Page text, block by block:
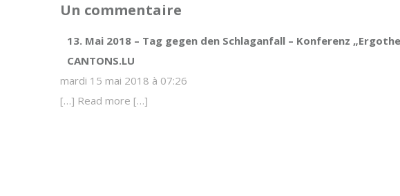
Un commentaire
13. Mai 2018 – Tag gegen den Schlaganfall – Konferenz
CANTONS.LU
mardi 15 mai 2018 à 07:26
[…] Read more […]